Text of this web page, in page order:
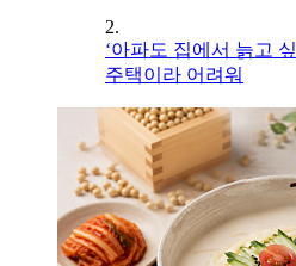
2.
‘아파도 집에서 늙고
주택이라 어려워